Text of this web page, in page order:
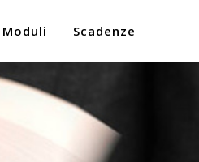
Moduli Scadenze